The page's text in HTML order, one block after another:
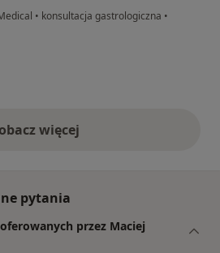
• konsultacja gastrologiczna •
więcej
opinie powyżej
pytania
przez Maciej